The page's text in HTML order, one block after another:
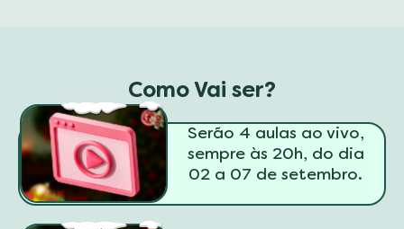
Como Vai ser?
Serão 4 aulas ao vivo,
sempre às 20h, do dia
02 a 07 de setembro.
❄
❄